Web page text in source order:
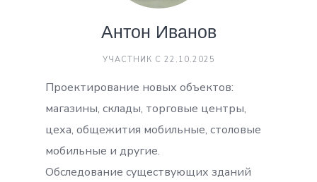
Антон Иванов
УЧАСТНИК С 22.10.2025
Проектирование новых объектов:
магазины, склады, торговые центры,
цеха, общежития мобильные, столовые
мобильные и другие.
Обследование существующих зданий